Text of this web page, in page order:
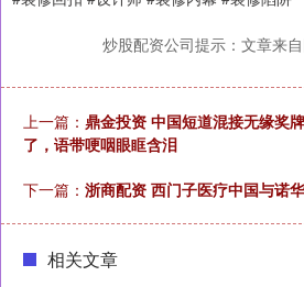
炒股配资公司提示：文章来
上一篇： 鼎金投资 中国短道混接无缘奖
了，语带哽咽眼眶含泪
下一篇： 浙商配资 西门子医疗中国与诺
相关文章